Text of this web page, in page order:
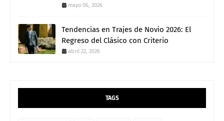
mayo 06, 2026
Tendencias en Trajes de Novio 2026: El
Regreso del Clásico con Criterio
abril 22, 2026
TAGS